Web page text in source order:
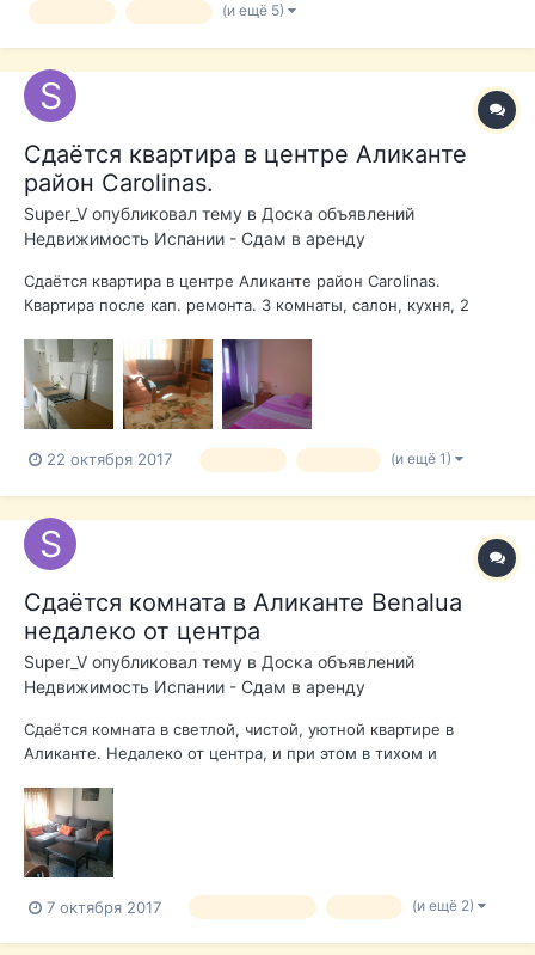
(и ещё 5)
Сдаётся квартира в центре Аликанте
район Carolinas.
Super_V опубликовал тему в Доска объявлений
Недвижимость Испании - Сдам в аренду
Сдаётся квартира в центре Аликанте район Carolinas.
Квартира после кап. ремонта. 3 комнаты, салон, кухня, 2
отпуске. Рядом торговые центры, автобусные остановки, до
пляжа 10 мин. пешком. Посуточно. До 3 дней 50 евро в
сутки, от...
22 октября 2017 (и ещё 1)
Сдаётся комната в Аликанте Benalua
недалеко от центра
Super_V опубликовал тему в Доска объявлений
Недвижимость Испании - Сдам в аренду
Сдаётся комната в светлой, чистой, уютной квартире в
Аликанте. Недалеко от центра, и при этом в тихом и
проживания. Гостиная с балконом, кухня и ванная с окном. В
здании имеется лифт. Продовольственные магазины, рынок,
банки...
7 октября 2017 (и ещё 2)